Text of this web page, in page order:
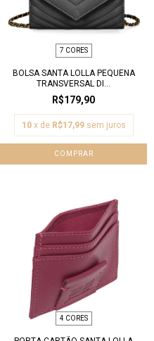
7 CORES
BOLSA SANTA LOLLA PEQUENA
TRANSVERSAL DI...
R$179,90
10 x de R$17,99 sem juros
COMPRAR
4 CORES